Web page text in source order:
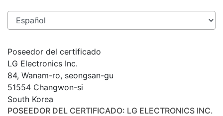
Poseedor del certificado
LG Electronics Inc.
84, Wanam-ro, seongsan-gu
51554 Changwon-si
South Korea
POSEEDOR DEL CERTIFICADO: LG ELECTRONICS INC.